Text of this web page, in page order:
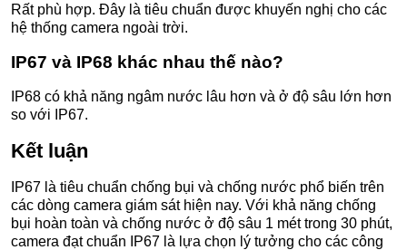
Rất phù hợp. Đây là tiêu chuẩn được khuyến nghị cho các
hệ thống camera ngoài trời.
IP67 và IP68 khác nhau thế nào?
IP68 có khả năng ngâm nước lâu hơn và ở độ sâu lớn hơn
so với IP67.
Kết luận
IP67 là tiêu chuẩn chống bụi và chống nước phổ biến trên
các dòng camera giám sát hiện nay. Với khả năng chống
bụi hoàn toàn và chống nước ở độ sâu 1 mét trong 30 phút,
camera đạt chuẩn IP67 là lựa chọn lý tưởng cho các công